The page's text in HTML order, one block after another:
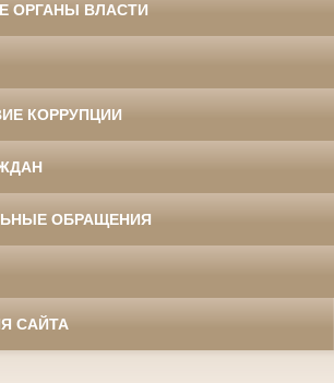
ОРГАНЫ ВЛАСТИ
КОРРУПЦИИ
ОБРАЩЕНИЯ
САЙТА